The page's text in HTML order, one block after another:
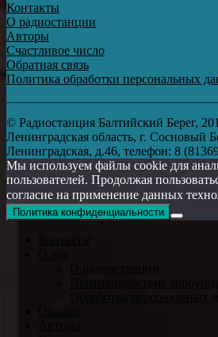
Контакты
О радиостанции
Авторы
Счастливое число
Обратная связь
Политика обработки персональных
© Радиостанция Балтийский Берег,
Ленинградская область, г. Сосновый
Ленинградская, д.46, телефон: 8
Мы используем файлы cookie для
пользователей. Продолжая
согласие на применение данных
Политика конфиденциальности